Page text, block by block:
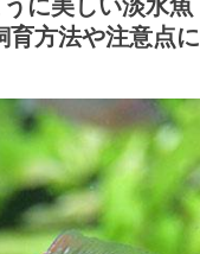
に美しい淡水
育方法や注意点